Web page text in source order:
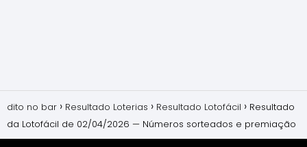
dito no bar Resultado Loterias Resultado Lotofácil
Resultado
da Lotofácil de 02/04/2026 — Números sorteados e premiação